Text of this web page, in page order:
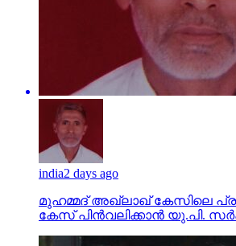
india2 days ago
മുഹമ്മദ് അഖ്‌ലാഖ് കേസിലെ
കേസ് പിന്‍വലിക്കാന്‍ യു.പി.